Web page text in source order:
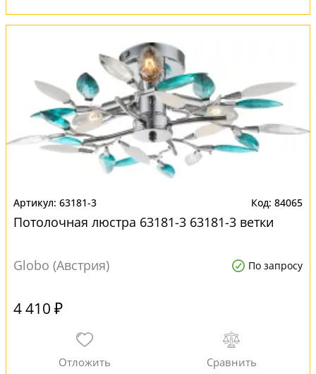
63181-3 84065
Потолочная люстра 63181-3 63181-3 ветки
Globo (Австрия) По запросу
4 410 ₽